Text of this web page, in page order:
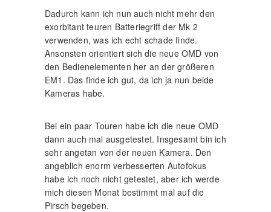
Dadurch kann ich nun auch nicht mehr den
exorbitant teuren Batteriegriff der Mk 2
verwenden, was ich echt schade finde.
Ansonsten orientiert sich die neue OMD von
den Bedienelementen her an der größeren
EM1. Das finde ich gut, da ich ja nun beide
Kameras habe.
Bei ein paar Touren habe ich die neue OMD
dann auch mal ausgetestet. Insgesamt bin ich
sehr angetan von der neuen Kamera. Den
angeblich enorm verbesserten Autofokus
habe ich noch nicht getestet, aber ich werde
mich diesen Monat bestimmt mal auf die
Pirsch begeben.